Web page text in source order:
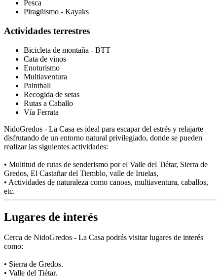
Pesca
Piragüismo - Kayaks
Actividades terrestres
Bicicleta de montaña - BTT
Cata de vinos
Enoturismo
Multiaventura
Paintball
Recogida de setas
Rutas a Caballo
Vía Ferrata
NidoGredos - La Casa es ideal para escapar del estrés y relajarte
disfrutando de un entorno natural privilegiado, donde se pueden
realizar las siguientes actividades:
• Multitud de rutas de senderismo por el Valle del Tiétar, Sierra de
Gredos, El Castañar del Tiemblo, valle de Iruelas,
• Actividades de naturaleza como canoas, multiaventura, caballos,
etc.
Lugares de interés
Cerca de NidoGredos - La Casa podrás visitar lugares de interés
como:
• Sierra de Gredos.
• Valle del Tiétar.